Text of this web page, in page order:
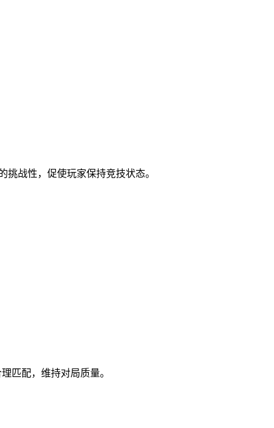
战性，促使玩家保持竞技状态。
匹配，维持对局质量。